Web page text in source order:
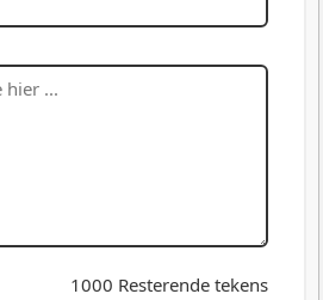
1000 Resterende tekens